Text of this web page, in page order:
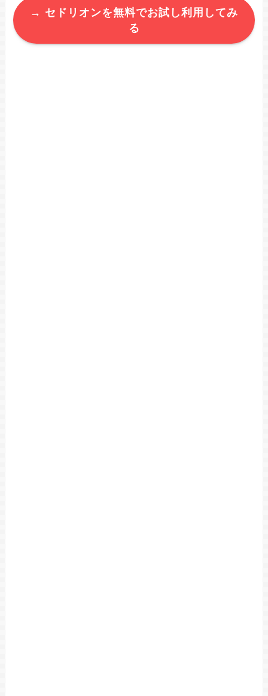
→ セドリオンを無料でお試し利用してみ
る